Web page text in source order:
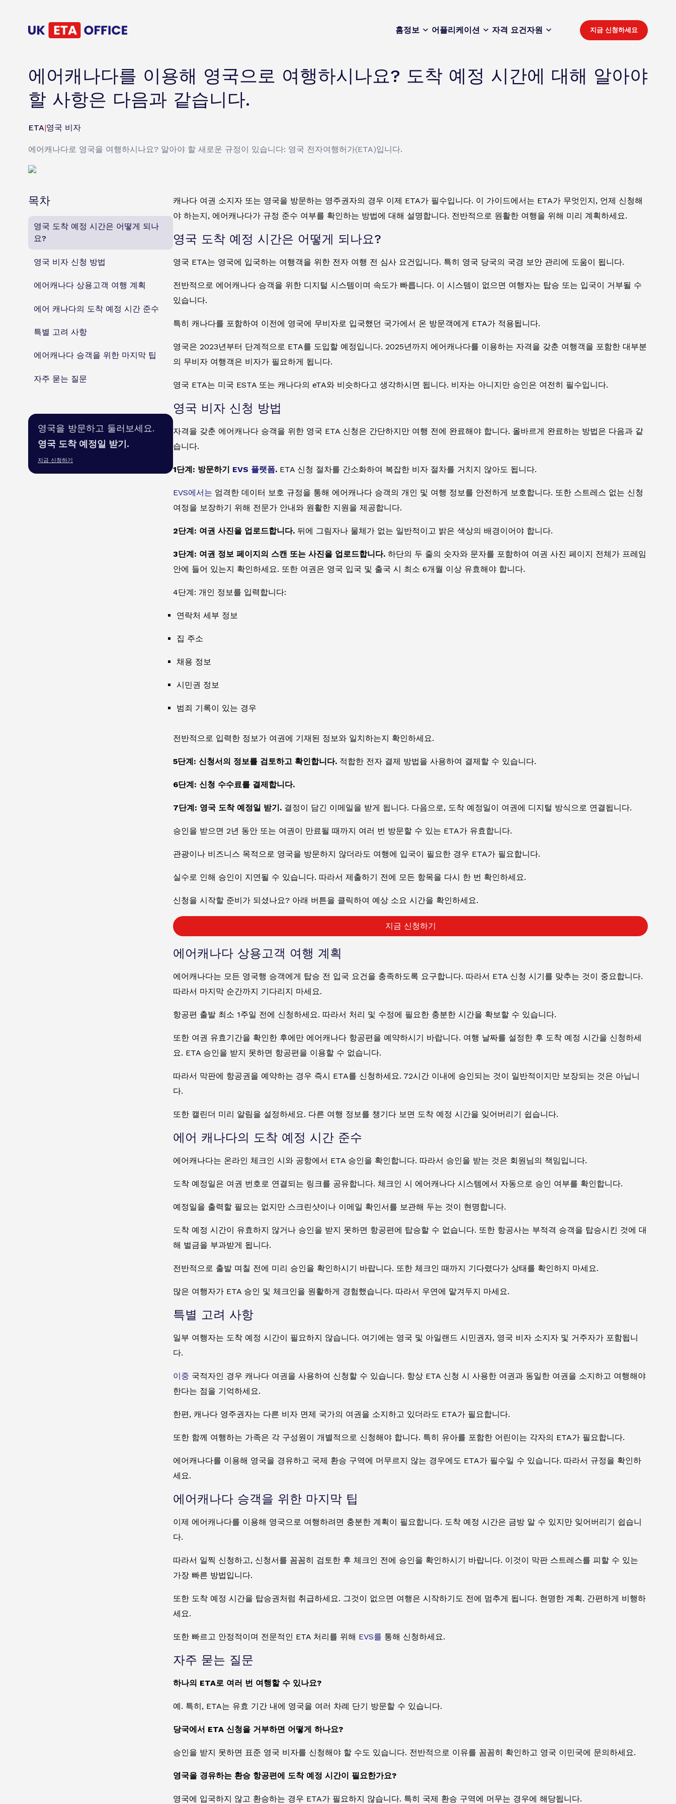
홈정보 어플리케이션 자격 요건자원 지금 신청하세요
에어캐나다를 이용해 영국으로 여행하시나요? 도착 예정 시간에 대해 알아야
할 사항은 다음과 같습니다.
ETA|영국 비자
에어캐나다로 영국을 여행하시나요? 알아야 할 새로운 규정이 있습니다: 영국 전자여행허가(ETA)입니다.
목차
영국 도착 예정 시간은 어떻게 되나
요?
영국 비자 신청 방법
에어캐나다 상용고객 여행 계획
에어 캐나다의 도착 예정 시간 준수
특별 고려 사항
에어캐나다 승객을 위한 마지막 팁
자주 묻는 질문
영국을 방문하고 둘러보세요.
영국 도착 예정일 받기.
지금 신청하기
캐나다 여권 소지자 또는 영국을 방문하는 영주권자의 경우 이제 ETA가 필수입니다. 이 가이드에서는 ETA가 무엇인지, 언제 신청해
야 하는지, 에어캐나다가 규정 준수 여부를 확인하는 방법에 대해 설명합니다. 전반적으로 원활한 여행을 위해 미리 계획하세요.
영국 도착 예정 시간은 어떻게 되나요?
영국 ETA는 영국에 입국하는 여행객을 위한 전자 여행 전 심사 요건입니다. 특히 영국 당국의 국경 보안 관리에 도움이 됩니다.
전반적으로 에어캐나다 승객을 위한 디지털 시스템이며 속도가 빠릅니다. 이 시스템이 없으면 여행자는 탑승 또는 입국이 거부될 수
있습니다.
특히 캐나다를 포함하여 이전에 영국에 무비자로 입국했던 국가에서 온 방문객에게 ETA가 적용됩니다.
영국은 2023년부터 단계적으로 ETA를 도입할 예정입니다. 2025년까지 에어캐나다를 이용하는 자격을 갖춘 여행객을 포함한 대부분
의 무비자 여행객은 비자가 필요하게 됩니다.
영국 ETA는 미국 ESTA 또는 캐나다의 eTA와 비슷하다고 생각하시면 됩니다. 비자는 아니지만 승인은 여전히 필수입니다.
영국 비자 신청 방법
자격을 갖춘 에어캐나다 승객을 위한 영국 ETA 신청은 간단하지만 여행 전에 완료해야 합니다. 올바르게 완료하는 방법은 다음과 같
습니다.
1단계: 방문하기 EVS 플랫폼. ETA 신청 절차를 간소화하여 복잡한 비자 절차를 거치지 않아도 됩니다.
EVS에서는 엄격한 데이터 보호 규정을 통해 에어캐나다 승객의 개인 및 여행 정보를 안전하게 보호합니다. 또한 스트레스 없는 신청
여정을 보장하기 위해 전문가 안내와 원활한 지원을 제공합니다.
2단계: 여권 사진을 업로드합니다. 뒤에 그림자나 물체가 없는 일반적이고 밝은 색상의 배경이어야 합니다.
3단계: 여권 정보 페이지의 스캔 또는 사진을 업로드합니다. 하단의 두 줄의 숫자와 문자를 포함하여 여권 사진 페이지 전체가 프레임
안에 들어 있는지 확인하세요. 또한 여권은 영국 입국 및 출국 시 최소 6개월 이상 유효해야 합니다.
4단계: 개인 정보를 입력합니다:
연락처 세부 정보
집 주소
채용 정보
시민권 정보
범죄 기록이 있는 경우
전반적으로 입력한 정보가 여권에 기재된 정보와 일치하는지 확인하세요.
5단계: 신청서의 정보를 검토하고 확인합니다. 적합한 전자 결제 방법을 사용하여 결제할 수 있습니다.
6단계: 신청 수수료를 결제합니다.
7단계: 영국 도착 예정일 받기. 결정이 담긴 이메일을 받게 됩니다. 다음으로, 도착 예정일이 여권에 디지털 방식으로 연결됩니다.
승인을 받으면 2년 동안 또는 여권이 만료될 때까지 여러 번 방문할 수 있는 ETA가 유효합니다.
관광이나 비즈니스 목적으로 영국을 방문하지 않더라도 여행에 입국이 필요한 경우 ETA가 필요합니다.
실수로 인해 승인이 지연될 수 있습니다. 따라서 제출하기 전에 모든 항목을 다시 한 번 확인하세요.
신청을 시작할 준비가 되셨나요? 아래 버튼을 클릭하여 예상 소요 시간을 확인하세요.
지금 신청하기
에어캐나다 상용고객 여행 계획
에어캐나다는 모든 영국행 승객에게 탑승 전 입국 요건을 충족하도록 요구합니다. 따라서 ETA 신청 시기를 맞추는 것이 중요합니다.
따라서 마지막 순간까지 기다리지 마세요.
항공편 출발 최소 1주일 전에 신청하세요. 따라서 처리 및 수정에 필요한 충분한 시간을 확보할 수 있습니다.
또한 여권 유효기간을 확인한 후에만 에어캐나다 항공편을 예약하시기 바랍니다. 여행 날짜를 설정한 후 도착 예정 시간을 신청하세
요. ETA 승인을 받지 못하면 항공편을 이용할 수 없습니다.
따라서 막판에 항공권을 예약하는 경우 즉시 ETA를 신청하세요. 72시간 이내에 승인되는 것이 일반적이지만 보장되는 것은 아닙니
다.
또한 캘린더 미리 알림을 설정하세요. 다른 여행 정보를 챙기다 보면 도착 예정 시간을 잊어버리기 쉽습니다.
에어 캐나다의 도착 예정 시간 준수
에어캐나다는 온라인 체크인 시와 공항에서 ETA 승인을 확인합니다. 따라서 승인을 받는 것은 회원님의 책임입니다.
도착 예정일은 여권 번호로 연결되는 링크를 공유합니다. 체크인 시 에어캐나다 시스템에서 자동으로 승인 여부를 확인합니다.
예정일을 출력할 필요는 없지만 스크린샷이나 이메일 확인서를 보관해 두는 것이 현명합니다.
도착 예정 시간이 유효하지 않거나 승인을 받지 못하면 항공편에 탑승할 수 없습니다. 또한 항공사는 부적격 승객을 탑승시킨 것에 대
해 벌금을 부과받게 됩니다.
전반적으로 출발 며칠 전에 미리 승인을 확인하시기 바랍니다. 또한 체크인 때까지 기다렸다가 상태를 확인하지 마세요.
많은 여행자가 ETA 승인 및 체크인을 원활하게 경험했습니다. 따라서 우연에 맡겨두지 마세요.
특별 고려 사항
일부 여행자는 도착 예정 시간이 필요하지 않습니다. 여기에는 영국 및 아일랜드 시민권자, 영국 비자 소지자 및 거주자가 포함됩니
다.
이중 국적자인 경우 캐나다 여권을 사용하여 신청할 수 있습니다. 항상 ETA 신청 시 사용한 여권과 동일한 여권을 소지하고 여행해야
한다는 점을 기억하세요.
한편, 캐나다 영주권자는 다른 비자 면제 국가의 여권을 소지하고 있더라도 ETA가 필요합니다.
또한 함께 여행하는 가족은 각 구성원이 개별적으로 신청해야 합니다. 특히 유아를 포함한 어린이는 각자의 ETA가 필요합니다.
에어캐나다를 이용해 영국을 경유하고 국제 환승 구역에 머무르지 않는 경우에도 ETA가 필수일 수 있습니다. 따라서 규정을 확인하
세요.
에어캐나다 승객을 위한 마지막 팁
이제 에어캐나다를 이용해 영국으로 여행하려면 충분한 계획이 필요합니다. 도착 예정 시간은 금방 알 수 있지만 잊어버리기 쉽습니
다.
따라서 일찍 신청하고, 신청서를 꼼꼼히 검토한 후 체크인 전에 승인을 확인하시기 바랍니다. 이것이 막판 스트레스를 피할 수 있는
가장 빠른 방법입니다.
또한 도착 예정 시간을 탑승권처럼 취급하세요. 그것이 없으면 여행은 시작하기도 전에 멈추게 됩니다. 현명한 계획. 간편하게 비행하
세요.
또한 빠르고 안정적이며 전문적인 ETA 처리를 위해 EVS를 통해 신청하세요.
자주 묻는 질문
하나의 ETA로 여러 번 여행할 수 있나요?
예. 특히, ETA는 유효 기간 내에 영국을 여러 차례 단기 방문할 수 있습니다.
당국에서 ETA 신청을 거부하면 어떻게 하나요?
승인을 받지 못하면 표준 영국 비자를 신청해야 할 수도 있습니다. 전반적으로 이유를 꼼꼼히 확인하고 영국 이민국에 문의하세요.
영국을 경유하는 환승 항공편에 도착 예정 시간이 필요한가요?
영국에 입국하지 않고 환승하는 경우 ETA가 필요하지 않습니다. 특히 국제 환승 구역에 머무는 경우에 해당됩니다.